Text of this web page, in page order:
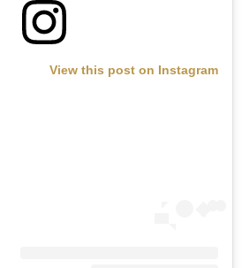
View this post on Instagram